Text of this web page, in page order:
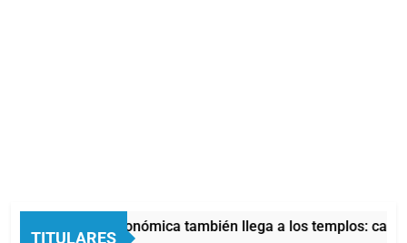
TITULARES
La crisis económica también llega a los templos: casi